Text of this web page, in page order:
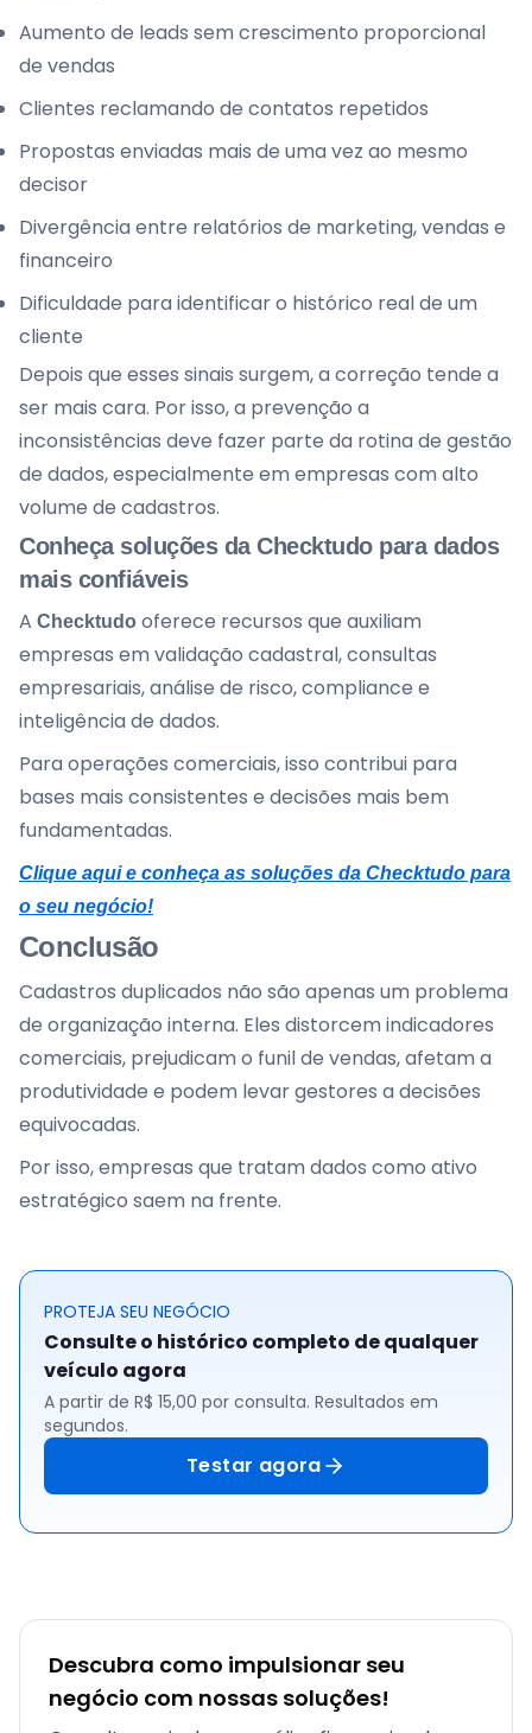
Aumento de leads sem crescimento proporcional
de vendas
Clientes reclamando de contatos repetidos
Propostas enviadas mais de uma vez ao mesmo
decisor
Divergência entre relatórios de marketing, vendas e
financeiro
Dificuldade para identificar o histórico real de um
cliente
Depois que esses sinais surgem, a correção tende a
ser mais cara. Por isso, a prevenção a
inconsistências deve fazer parte da rotina de gestão
de dados, especialmente em empresas com alto
volume de cadastros.
Conheça soluções da Checktudo para dados
mais confiáveis
A Checktudo oferece recursos que auxiliam
empresas em validação cadastral, consultas
empresariais, análise de risco, compliance e
inteligência de dados.
Para operações comerciais, isso contribui para
bases mais consistentes e decisões mais bem
fundamentadas.
Clique aqui e conheça as soluções da Checktudo para
o seu negócio!
Conclusão
Cadastros duplicados não são apenas um problema
de organização interna. Eles distorcem indicadores
comerciais, prejudicam o funil de vendas, afetam a
produtividade e podem levar gestores a decisões
equivocadas.
Por isso, empresas que tratam dados como ativo
estratégico saem na frente.
PROTEJA SEU NEGÓCIO
Consulte o histórico completo de qualquer
veículo agora
A partir de R$ 15,00 por consulta. Resultados em
segundos.
Testar agora
Descubra como impulsionar seu
negócio com nossas soluções!